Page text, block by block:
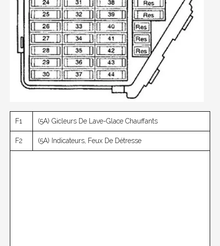
F1 (5A) Gicleurs De Lave-Glace Chauffants
F2 (5A) Indicateurs, Feux De Détresse